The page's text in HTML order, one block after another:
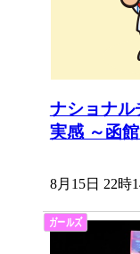
ナショナル
実感 ～函
8月15日 22時